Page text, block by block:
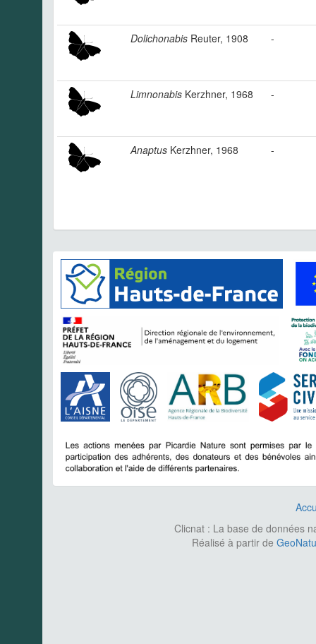
Dolichonabis Reuter, 1908 -
Limnonabis Kerzhner, 1968 -
Anaptus Kerzhner, 1968 -
Clicnat : La base de données
Réalisé à partir de